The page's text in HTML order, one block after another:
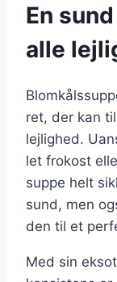
En
alle
ret, der kan
lejlighed.
let frokost
suppe helt
sund, men
den til et
Med sin